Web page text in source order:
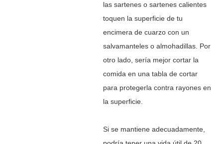
las sartenes o sartenes calientes
toquen la superficie de tu
encimera de cuarzo con un
salvamanteles o almohadillas. Por
otro lado, sería mejor cortar la
comida en una tabla de cortar
para protegerla contra rayones en
la superficie.
Si se mantiene adecuadamente,